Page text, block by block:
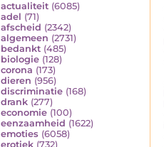
actualiteit (6085)
adel (71)
afscheid (2342)
algemeen (2731)
bedankt (485)
biologie (128)
corona (173)
dieren (956)
discriminatie (168)
drank (277)
economie (100)
eenzaamheid (1622)
emoties (6058)
erotiek (732)